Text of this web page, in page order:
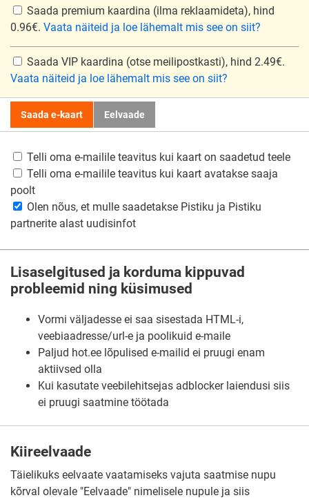
Saada premium kaardina (ilma reklaamideta), hind
0.96€. Vaata näiteid ja loe lähemalt mis see on siit?
Saada VIP kaardina (otse meilipostkasti), hind 2.49€.
Vaata näiteid ja loe lähemalt mis see on siit?
Saada e-kaart Eelvaade
Telli oma e-mailile teavitus kui kaart on saadetud teele
Telli oma e-mailile teavitus kui kaart avatakse saaja
poolt
Olen nõus, et mulle saadetakse Pistiku ja Pistiku
partnerite alast uudisinfot
Lisaselgitused ja korduma kippuvad
probleemid ning küsimused
Vormi väljadesse ei saa sisestada HTML-i,
veebiaadresse/url-e ja poolikuid e-maile
Paljud hot.ee lõpulised e-mailid ei pruugi enam
aktiivsed olla
Kui kasutate veebilehitsejas adblocker laiendusi siis
ei pruugi saatmine töötada
Kiireelvaade
Täielikuks eelvaate vaatamiseks vajuta saatmise nupu
kõrval olevale "Eelvaade" nimelisele nupule ja siis